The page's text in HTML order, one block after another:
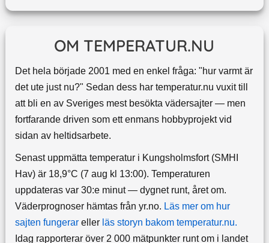
OM TEMPERATUR.NU
Det hela började 2001 med en enkel fråga: "hur varmt är
det ute just nu?" Sedan dess har temperatur.nu vuxit till
att bli en av Sveriges mest besökta vädersajter — men
fortfarande driven som ett enmans hobbyprojekt vid
sidan av heltidsarbete.
Senast uppmätta temperatur i Kungsholmsfort (SMHI
Hav) är 18,9°C (7 aug kl 13:00). Temperaturen
uppdateras var 30:e minut — dygnet runt, året om.
Väderprognoser hämtas från yr.no. Läs mer om hur
sajten fungerareller läs storyn bakom temperatur.nu.
Idag rapporterar över 2 000 mätpunkter runt om i landet